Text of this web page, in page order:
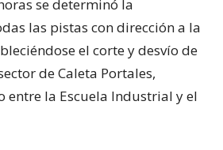
se determinó la
las pistas con dirección a la
el corte y desvío de
de Caleta Portales,
entre la Escuela Industrial y el